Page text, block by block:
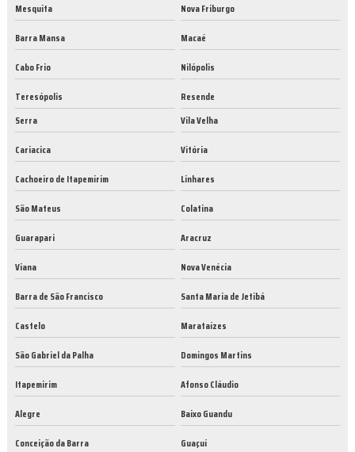
Mesquita
Nova Friburgo
Barra Mansa
Macaé
Cabo Frio
Nilópolis
Teresópolis
Resende
Serra
Vila Velha
Cariacica
Vitória
Cachoeiro de Itapemirim
Linhares
São Mateus
Colatina
Guarapari
Aracruz
Viana
Nova Venécia
Barra de São Francisco
Santa Maria de Jetibá
Castelo
Marataízes
São Gabriel da Palha
Domingos Martins
Itapemirim
Afonso Cláudio
Alegre
Baixo Guandu
Conceição da Barra
Guaçuí